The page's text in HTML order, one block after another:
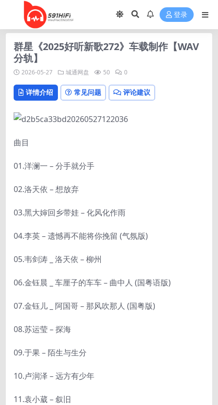
登录
群星《2025好听新歌272》车载制作【WAV
分轨】
2026-05-27 城通网盘 50 0
详情介绍 常见问题 评论建议
曲目
01.洋澜一 – 分手就分手
02.洛天依 – 想放弃
03.黑大婶回乡带娃 – 化风化作雨
04.李英 – 遗憾再不能将你挽留 (气氛版)
05.韦剑涛 _ 洛天依 – 柳州
06.金钰晨 _ 车厘子的车车 – 曲中人 (国粤语版)
07.金钰儿 _ 阿国哥 – 那风吹那人 (国粤版)
08.苏运莹 – 探海
09.于果 – 陌生与生分
10.卢润泽 – 远方有少年
11.袁小葳 – 叙旧